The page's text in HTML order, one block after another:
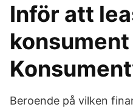
Inför att
konsument
Beroende på vilken